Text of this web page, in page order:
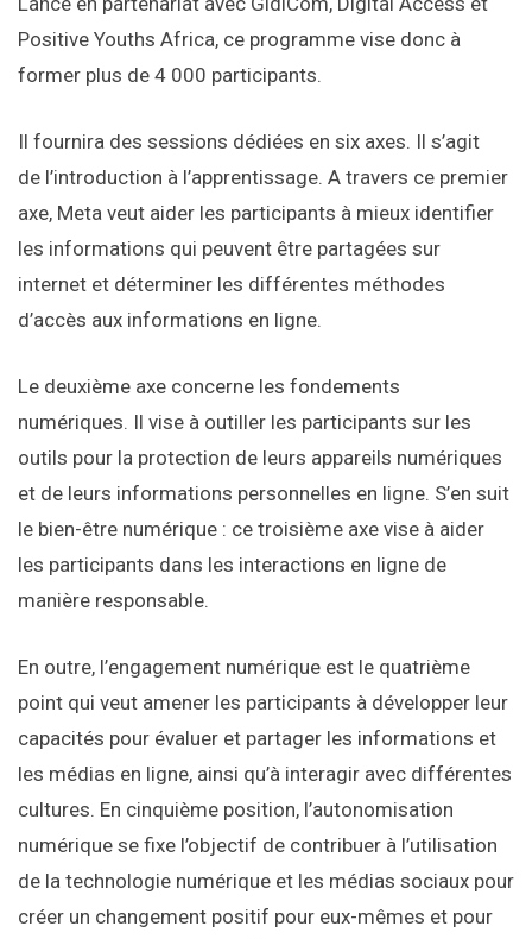
Positive Youths Africa, ce programme vise donc à
former plus de 4 000 participants.
Il fournira des sessions dédiées en six axes. Il s’agit
de l’introduction à l’apprentissage. A travers ce premier
axe, Meta veut aider les participants à mieux identifier
les informations qui peuvent être partagées sur
internet et déterminer les différentes méthodes
d’accès aux informations en ligne.
Le deuxième axe concerne les fondements
numériques. Il vise à outiller les participants sur les
outils pour la protection de leurs appareils numériques
et de leurs informations personnelles en ligne. S’en suit
le bien-être numérique : ce troisième axe vise à aider
les participants dans les interactions en ligne de
manière responsable.
En outre, l’engagement numérique est le quatrième
point qui veut amener les participants à développer leur
capacités pour évaluer et partager les informations et
les médias en ligne, ainsi qu’à interagir avec différentes
cultures. En cinquième position, l’autonomisation
numérique se fixe l’objectif de contribuer à l’utilisation
de la technologie numérique et les médias sociaux pour
créer un changement positif pour eux-mêmes et pour